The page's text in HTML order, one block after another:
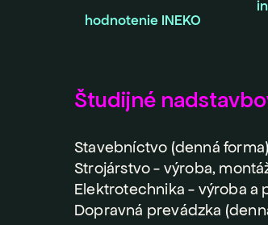
hodnotenie INEKO
Študijné
Stavebníctvo (denná forma)
Strojárstvo - výroba,
Elektrotechnika - výroba a
Dopravná prevádzka